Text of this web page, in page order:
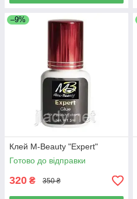
–9%
Клей M-Beauty "Expert"
Готово до відправки
320 ₴ 350 ₴